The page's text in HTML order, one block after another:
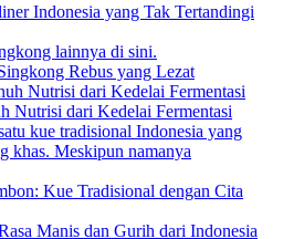
Indonesia yang Tak Tertandingi
Rebus yang Lezat
Nutrisi dari Kedelai Fermentasi
Kue Tradisional dengan Cita